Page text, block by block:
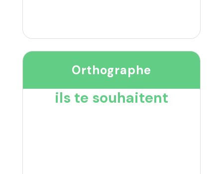
Orthographe
ils te souhaitent